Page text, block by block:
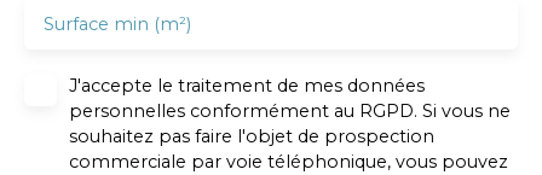
Surface min (m²)
J'accepte le traitement de mes données
personnelles conformément au RGPD. Si vous ne
souhaitez pas faire l'objet de prospection
commerciale par voie téléphonique, vous pouvez